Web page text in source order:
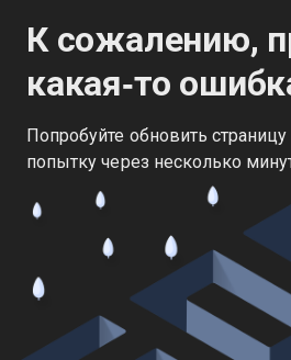
К сожалению,
какая‑то
Попробуйте обновить
попытку через несколько